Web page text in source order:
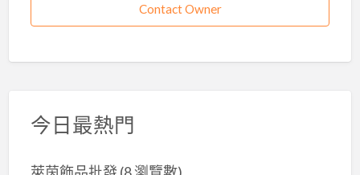
Contact Owner
今日最熱門
萊茵飾品批發(8 瀏覽數)